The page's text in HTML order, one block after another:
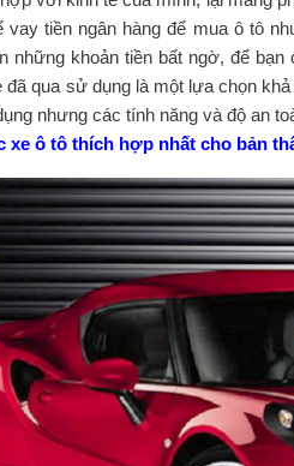
vay tiền ngân hàng để mua ô tô
những khoản tiền bất ngờ, để
đã qua sử dụng là một lựa chọn
nhưng các tính năng và độ an
xe ô tô thích hợp nhất cho bản